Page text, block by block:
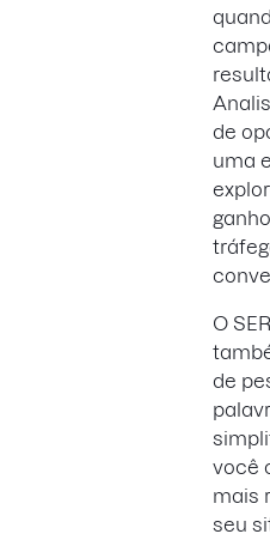
de
uma
O
de
você
mais
seu